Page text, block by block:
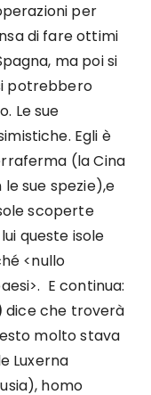
per
di fare ottimi
ma poi si
potrebbero
Le sue
Egli è
(la Cina
le sue spezie),e
scoperte
queste isole
<nullo
E continua:
dice che troverà
molto stava
Luxerna
homo